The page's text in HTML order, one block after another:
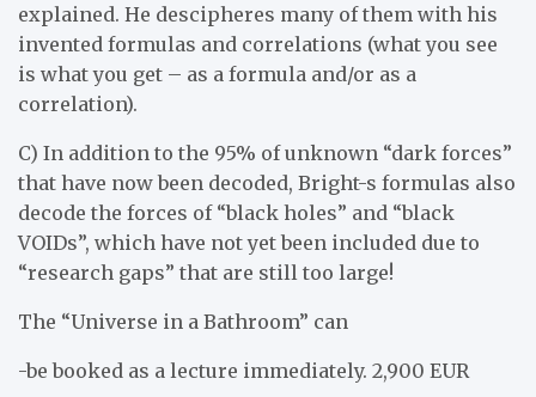
explained. He descipheres many of them with his
invented formulas and correlations (what you see
is what you get – as a formula and/or as a
correlation).
C) In addition to the 95% of unknown “dark forces”
that have now been decoded, Bright-s formulas also
decode the forces of “black holes” and “black
VOIDs”, which have not yet been included due to
“research gaps” that are still too large!
The “Universe in a Bathroom” can
-be booked as a lecture immediately. 2,900 EUR